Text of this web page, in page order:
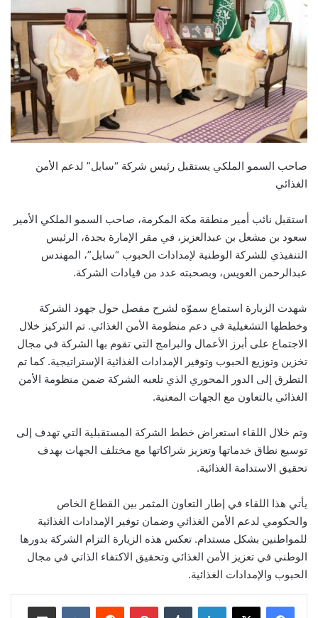
صاحب السمو الملكي يستقبل رئيس شركة “سابل” لدعم الأمن
الغذائي
استقبل نائب أمير منطقة مكة المكرمة، صاحب السمو الملكي الأمير
سعود بن مشعل بن عبدالعزيز، في مقر الإمارة بجدة، الرئيس
التنفيذي للشركة الوطنية لإمدادات الحبوب “سابل”، المهندس
عبدالرحمن العويس، وبصحبته عدد من قيادات الشركة.
شهدت الزيارة استماع سموّه لشرح مفصل حول جهود الشركة
وخططها التشغيلية في دعم منظومة الأمن الغذائي. تم التركيز خلال
الاجتماع على أبرز الأعمال والبرامج التي تقوم بها الشركة في مجال
تخزين وتوزيع الحبوب وتوفير الإمدادات الغذائية الإستراتيجية. كما تم
التطرق إلى الدور المحوري الذي تلعبه الشركة ضمن منظومة الأمن
الغذائي بالتعاون مع الجهات المعنية.
وتم خلال اللقاء استعراض خطط الشركة المستقبلية التي تهدف إلى
توسيع نطاق خدماتها وتعزيز شراكاتها مع مختلف الجهات بهدف
تحقيق الاستدامة الغذائية.
يأتي هذا اللقاء في إطار التعاون المثمر بين القطاع الخاص
والحكومي لدعم الأمن الغذائي وضمان توفير الإمدادات الغذائية
للمواطنين بشكل مستدام. تعكس هذه الزيارة التزام الشركة بدورها
الوطني في تعزيز الأمن الغذائي وتحقيق الاكتفاء الذاتي في مجال
الحبوب والإمدادات الغذائية.
لينكدإن بينتيريست